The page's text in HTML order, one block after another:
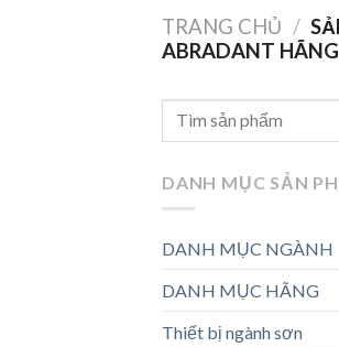
TRANG CHỦ /
ABRADANT
DANH MỤC SẢN
DANH MỤC NGÀNH
DANH MỤC HÃNG
Thiết bị ngành sơn